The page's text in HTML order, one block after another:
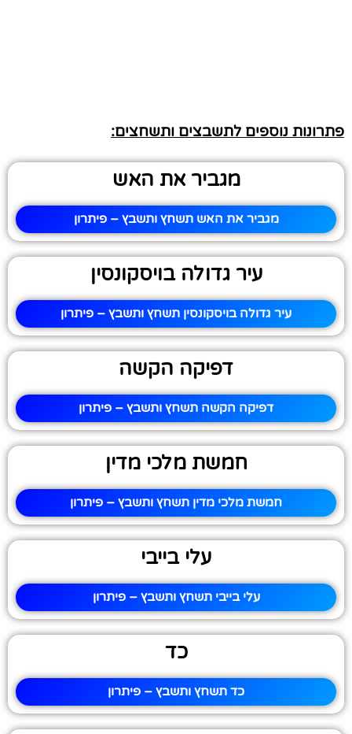
פתרונות נוספים לתשבצים ותשחצים:
מגביר את האש
מגביר את האש תשחץ ותשבץ – פיתרון
עיר גדולה בויסקונסין
עיר גדולה בויסקונסין תשחץ ותשבץ – פיתרון
דפיקה הקשה
דפיקה הקשה תשחץ ותשבץ – פיתרון
חמשת מלכי מדין
חמשת מלכי מדין תשחץ ותשבץ – פיתרון
עלי בייבי
עלי בייבי תשחץ ותשבץ – פיתרון
כד
כד תשחץ ותשבץ – פיתרון